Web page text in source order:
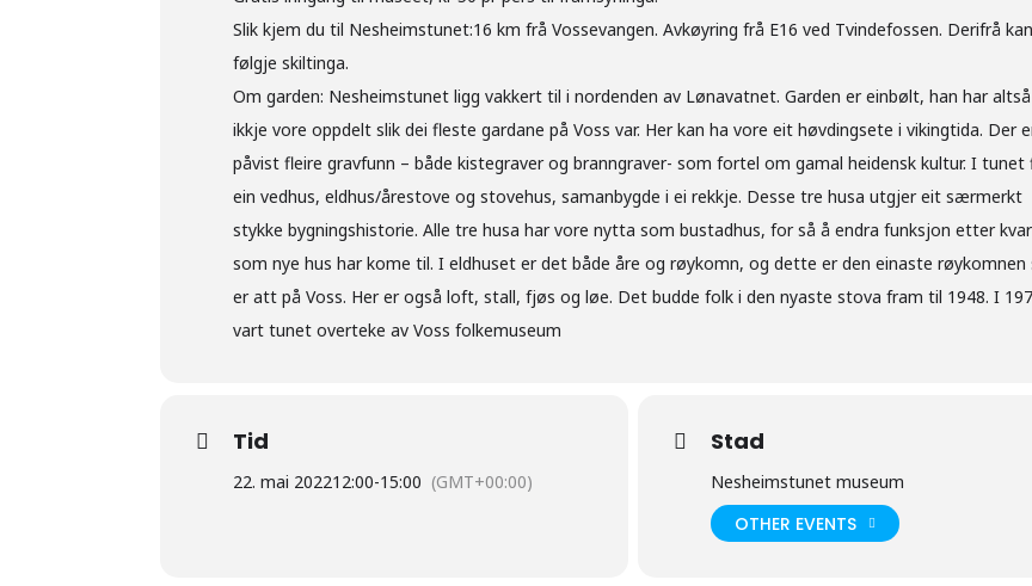
Slik kjem du til Nesheimstunet:16 km frå Vossevangen. Avkøyring frå E16 ved Tvindefossen. Derifrå
følgje skiltinga.
Om garden: Nesheimstunet ligg vakkert til i nordenden av Lønavatnet. Garden er einbølt, han har altså
ikkje vore oppdelt slik dei fleste gardane på Voss var. Her kan ha vore eit høvdingsete i vikingtida. Der
påvist fleire gravfunn – både kistegraver og branngraver- som fortel om gamal heidensk kultur. I tunet
ein vedhus, eldhus/årestove og stovehus, samanbygde i ei rekkje. Desse tre husa utgjer eit særmerkt
stykke bygningshistorie. Alle tre husa har vore nytta som bustadhus, for så å endra funksjon etter
som nye hus har kome til. I eldhuset er det både åre og røykomn, og dette er den einaste røykomnen
er att på Voss. Her er også loft, stall, fjøs og løe. Det budde folk i den nyaste stova fram til 1948. I
vart tunet overteke av Voss folkemuseum
Tid
22. mai 202212:00-15:00 (GMT+00:00)
Stad
Nesheimstunet museum
OTHER EVENTS